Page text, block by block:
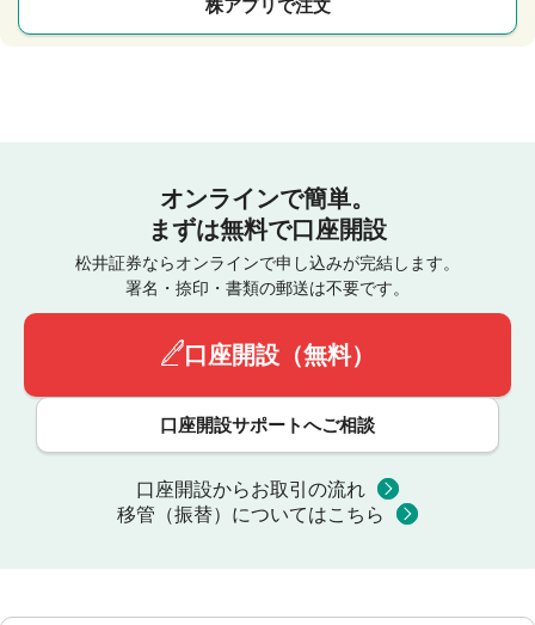
株アプリで注文
オンラインで簡単。
まずは無料で口座開設
松井証券ならオンラインで申し込みが完結します。
署名・捺印・書類の郵送は不要です。
口座開設（無料）
口座開設サポートへご相談
口座開設からお取引の流れ
移管（振替）についてはこちら